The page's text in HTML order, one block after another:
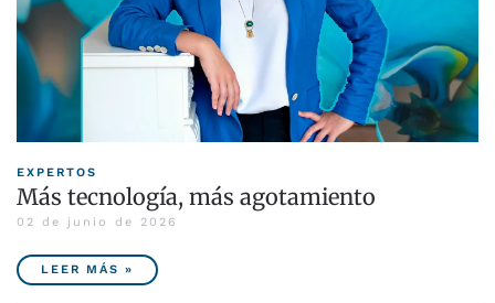
EXPERTOS
Más tecnología, más agotamiento
02 de junio de 2026
LEER MÁS »